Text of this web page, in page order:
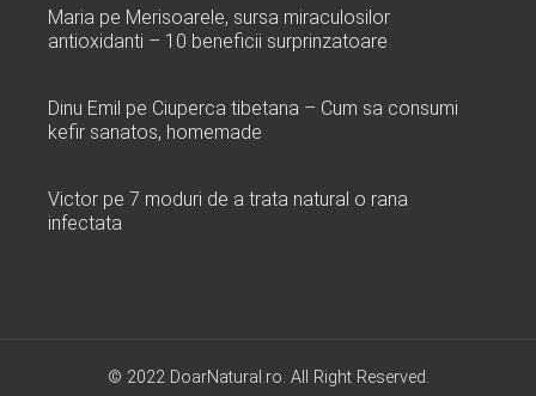
Maria pe Merisoarele, sursa miraculosilor
antioxidanti – 10 beneficii surprinzatoare
Dinu Emil pe Ciuperca tibetana – Cum sa consumi
kefir sanatos, homemade
Victor pe 7 moduri de a trata natural o rana
infectata
© 2022 DoarNatural.ro. All Right Reserved.